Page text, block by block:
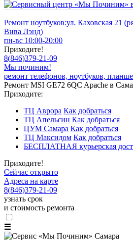
Ремонт ноутбуков:ул. Каховская 21
Вива Лэнд)
пн-вс 10:00-20:00
Приходите!
8(846)379-21-09
Мы починим!
ремонт телефонов, ноутбуков,
Ремонт MSI GE72 6QC Apache в
Приходите:
ТЦ Аврора Как добраться
ТЦ Апельсин Как добраться
ЦУМ Самара Как добраться
ТЦ Максидом Как добраться
БЕСПЛАТНАЯ курьерская
Приходите!
Сейчас открыто
Адреса на карте
8(846)379-21-09
узнать срок
и стоимость ремонта
☰